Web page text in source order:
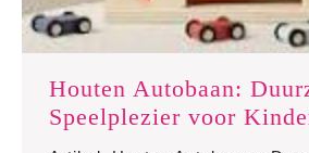
Houten Autobaan:
Speelplezier voor